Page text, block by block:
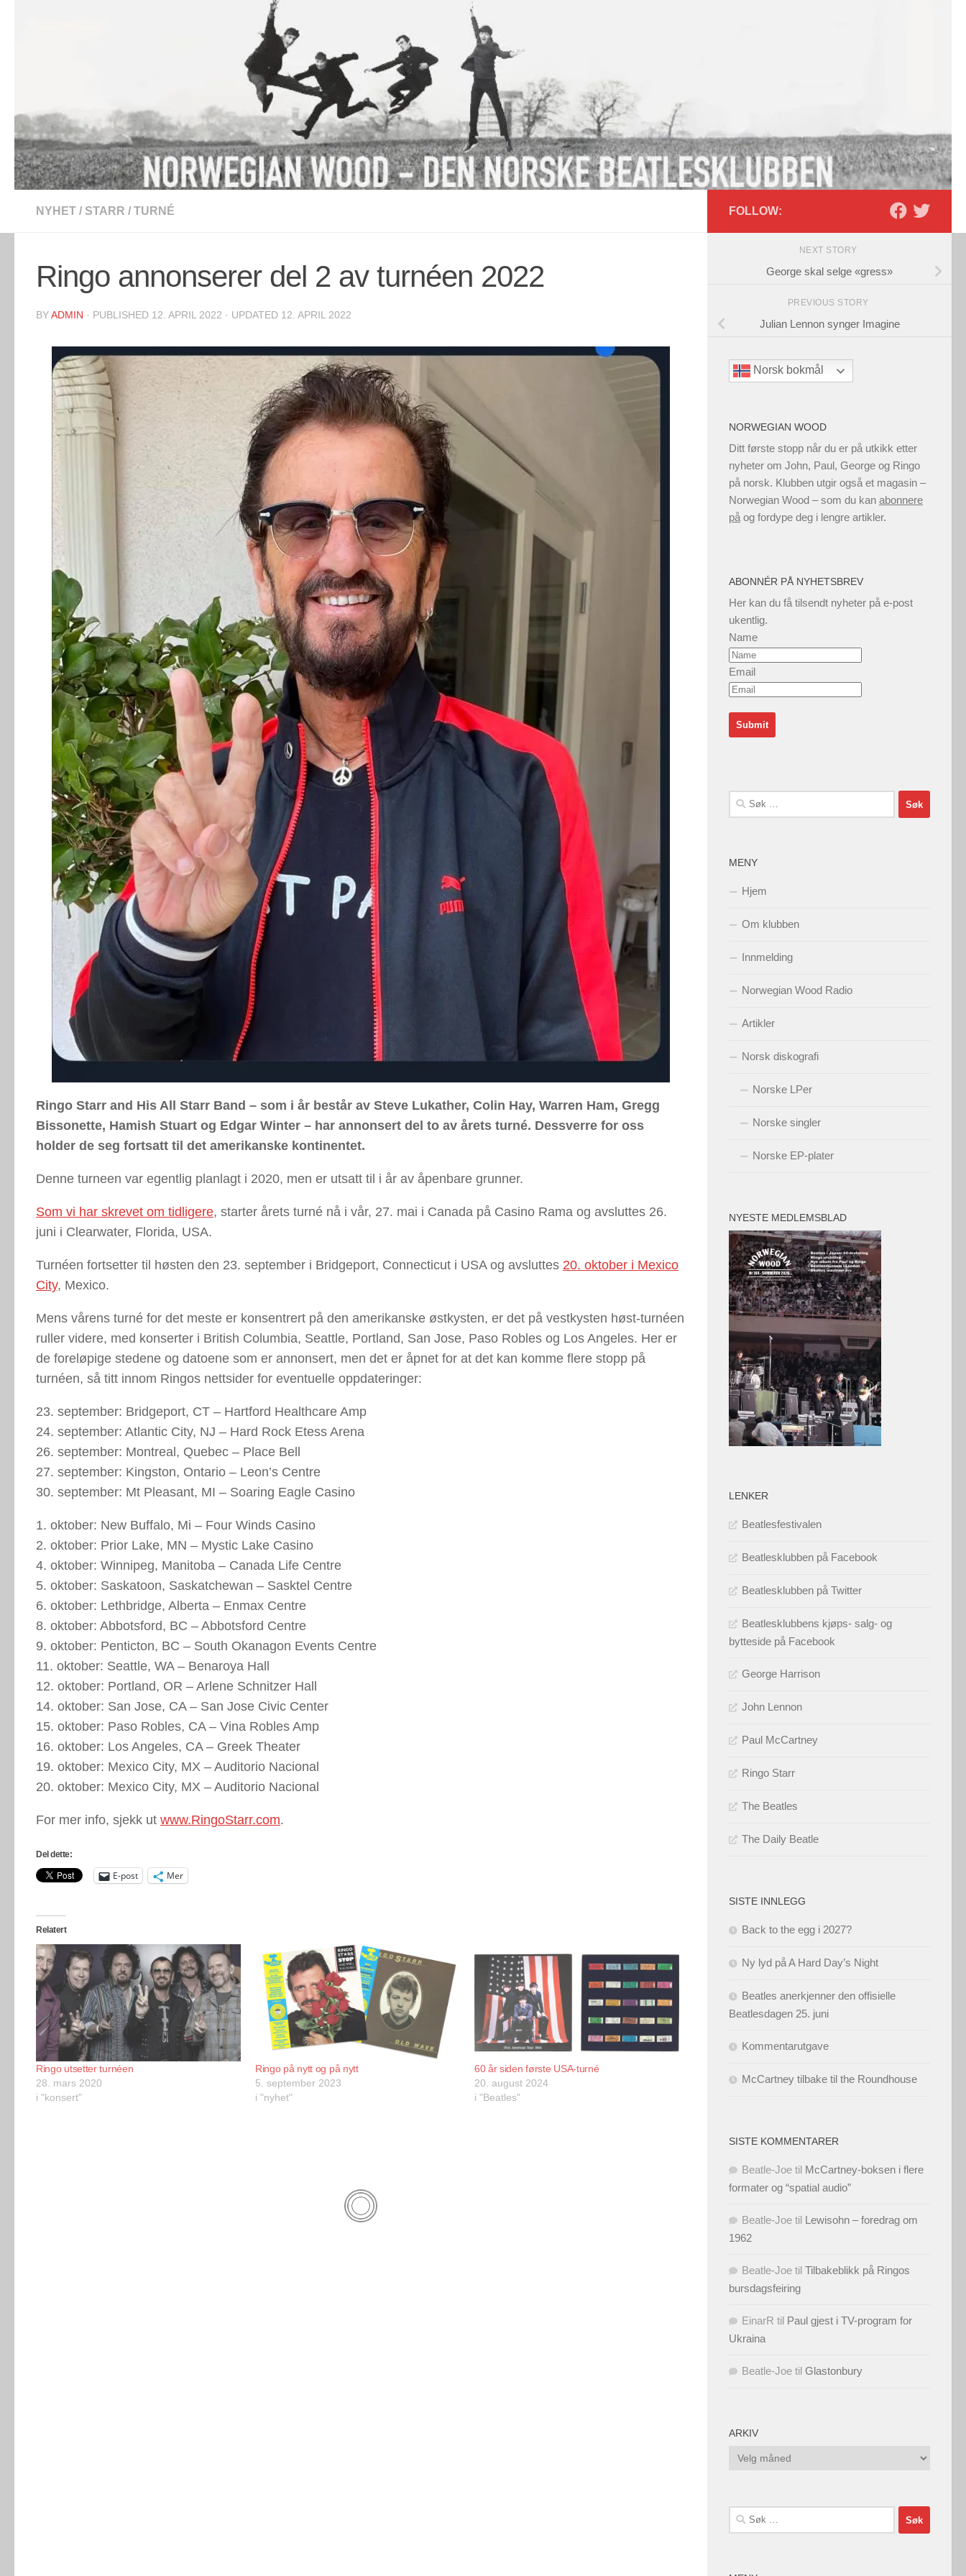
NYHET / STARR / TURNÉ
Ringo annonserer del 2 av turnéen 2022
BYADMIN · PUBLISHED 12. APRIL 2022 · UPDATED 12. APRIL 2022
Ringo Starr and His All Starr Band – som i år består av Steve Lukather, Colin Hay, Warren Ham, Gregg
Bissonette, Hamish Stuart og Edgar Winter – har annonsert del to av årets turné. Dessverre for oss
holder de seg fortsatt til det amerikanske kontinentet.
Denne turneen var egentlig planlagt i 2020, men er utsatt til i år av åpenbare grunner.
Som vi har skrevet om tidligere, starter årets turné nå i vår, 27. mai i Canada på Casino Rama og avsluttes 26.
juni i Clearwater, Florida, USA.
Turnéen fortsetter til høsten den 23. september i Bridgeport, Connecticut i USA og avsluttes 20. oktober i Mexico
City, Mexico.
Mens vårens turné for det meste er konsentrert på den amerikanske østkysten, er det på vestkysten høst-turnéen
ruller videre, med konserter i British Columbia, Seattle, Portland, San Jose, Paso Robles og Los Angeles. Her er
de foreløpige stedene og datoene som er annonsert, men det er åpnet for at det kan komme flere stopp på
turnéen, så titt innom Ringos nettsider for eventuelle oppdateringer:
23. september: Bridgeport, CT – Hartford Healthcare Amp
24. september: Atlantic City, NJ – Hard Rock Etess Arena
26. september: Montreal, Quebec – Place Bell
27. september: Kingston, Ontario – Leon’s Centre
30. september: Mt Pleasant, MI – Soaring Eagle Casino
1. oktober: New Buffalo, Mi – Four Winds Casino
2. oktober: Prior Lake, MN – Mystic Lake Casino
4. oktober: Winnipeg, Manitoba – Canada Life Centre
5. oktober: Saskatoon, Saskatchewan – Sasktel Centre
6. oktober: Lethbridge, Alberta – Enmax Centre
8. oktober: Abbotsford, BC – Abbotsford Centre
9. oktober: Penticton, BC – South Okanagon Events Centre
11. oktober: Seattle, WA – Benaroya Hall
12. oktober: Portland, OR – Arlene Schnitzer Hall
14. oktober: San Jose, CA – San Jose Civic Center
15. oktober: Paso Robles, CA – Vina Robles Amp
16. oktober: Los Angeles, CA – Greek Theater
19. oktober: Mexico City, MX – Auditorio Nacional
20. oktober: Mexico City, MX – Auditorio Nacional
For mer info, sjekk ut www.RingoStarr.com.
Del dette:
E-post Mer
Relatert
Ringo utsetter turnéen
28. mars 2020
i "konsert"
Ringo på nytt og på nytt
5. september 2023
i "nyhet"
60 år siden første USA-turné
20. august 2024
i "Beatles"
FOLLOW:
NEXT STORY
George skal selge «gress»
PREVIOUS STORY
Julian Lennon synger Imagine
Norsk bokmål
NORWEGIAN WOOD
Ditt første stopp når du er på utkikk etter
nyheter om John, Paul, George og Ringo
på norsk. Klubben utgir også et magasin –
Norwegian Wood – som du kan abonnere
på og fordype deg i lengre artikler.
ABONNÉR PÅ NYHETSBREV
Her kan du få tilsendt nyheter på e-post
ukentlig.
Name
Email
Søk
etter:
MENY
Hjem
Om klubben
Innmelding
Norwegian Wood Radio
Artikler
Norsk diskografi
Norske LPer
Norske singler
Norske EP-plater
NYESTE MEDLEMSBLAD
LENKER
Beatlesfestivalen
Beatlesklubben på Facebook
Beatlesklubben på Twitter
Beatlesklubbens kjøps- salg- og
bytteside på Facebook
George Harrison
John Lennon
Paul McCartney
Ringo Starr
The Beatles
The Daily Beatle
SISTE INNLEGG
Back to the egg i 2027?
Ny lyd på A Hard Day’s Night
Beatles anerkjenner den offisielle
Beatlesdagen 25. juni
Kommentarutgave
McCartney tilbake til the Roundhouse
SISTE KOMMENTARER
Beatle-Joe til McCartney-boksen i flere
formater og “spatial audio”
Beatle-Joe til Lewisohn – foredrag om
1962
Beatle-Joe til Tilbakeblikk på Ringos
bursdagsfeiring
EinarR til Paul gjest i TV-program for
Ukraina
Beatle-Joe til Glastonbury
ARKIV
Arkiv
Søk
etter: